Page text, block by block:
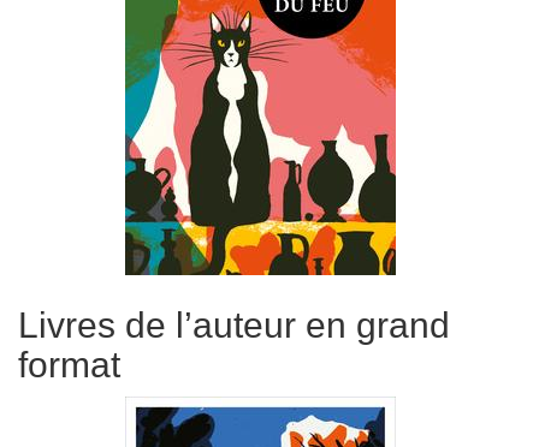
Livres de l’auteur en grand
format